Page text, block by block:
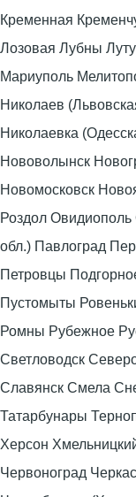
Кременная
Лозовая Лубны
Мариуполь
Николаев
Николаевка
Нововолынск
Новомосковск
Роздол
обл.) Павлоград
Петровцы
Пустомыты
Ромны Рубежное
Светловодск
Славянск Смела
Татарбунары
Херсон
Червоноград